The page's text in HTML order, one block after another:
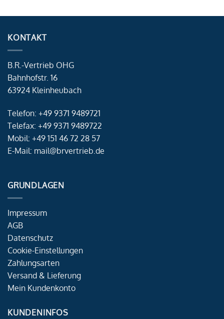
KONTAKT
B.R.-Vertrieb OHG
Bahnhofstr. 16
63924 Kleinheubach
Telefon: +49 9371 9489721
Telefax: +49 9371 9489722
Mobil: +49 151 46 72 28 57
E-Mail: mail@brvertrieb.de
GRUNDLAGEN
Impressum
AGB
Datenschutz
Cookie-Einstellungen
Zahlungsarten
Versand & Lieferung
Mein Kundenkonto
KUNDENINFOS